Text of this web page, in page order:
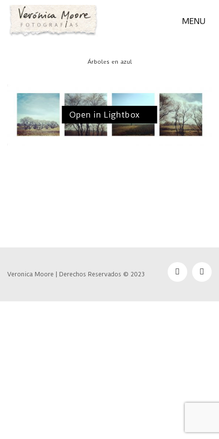
MENU
Árboles en azul
Open in Lightbox
Veronica Moore | Derechos Reservados © 2023